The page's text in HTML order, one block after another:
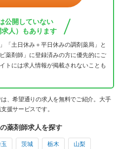
公開していない
人）もあります
「土日休み＋平日休みの調剤薬局」と
薬剤師」に登録済みの方に優先的にご
トには求人情報が掲載されないことも
、希望通りの求人を無料でご紹介。大手
援サービスです。
薬剤師求人を探す
茨城 栃木 山梨